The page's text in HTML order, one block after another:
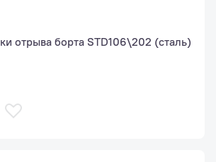
отрыва борта STD106\202 (сталь)